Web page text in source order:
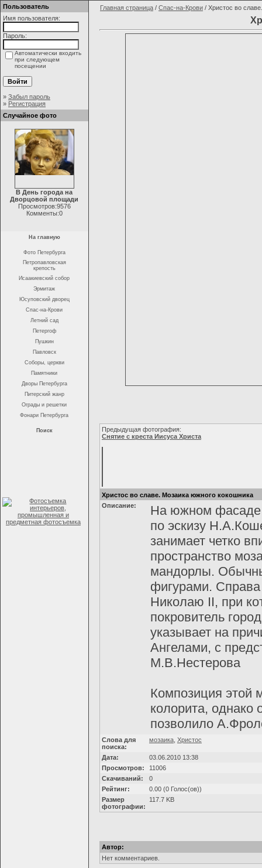
Пользователь
Имя пользователя:
Пароль:
Автоматически входить
при следующем
посещении
» Забыл пароль
» Регистрация
Случайное фото
В День города на
Дворцовой площади
Просмотров:9576
Комменты:0
На главную
Фото Петербурга
Петропавловская
крепость
Исаакиевский собор
Эрмитаж
Юсуповский дворец
Спас-на-Крови
Летний сад
Петергоф
Пушкин
Павловск
Соборы, церкви
Памятники
Дворы Петербурга
Питерский жанр
Ограды и решетки
Фонари Петербурга
Поиск
Главная страница / Спас-на-Крови / Христос во
Предыдущая фотография:
Снятие с креста Иисуса Христа
Христос во славе. Мозаика южного кокошника
Описание:
На южном фасаде
по эскизу
занимает четко
пространство
мандорлы.
фигурами.
Николаю II, при
покровитель
указывает на
Ангелами, с
М.В.Нестерова
Композиция этой
колорита, однако
позволило
Слова для
поиска:
мозаика Христос
Дата:
03.06.2010 13:38
Просмотров:
11006
Скачиваний:
0
Рейтинг:
0.00 (0 Голос(ов))
Размер
фотографии:
117.7 KB
Автор:
Нет комментариев.